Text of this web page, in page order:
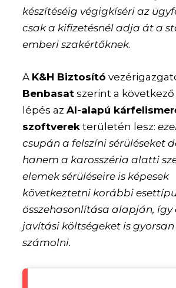
készítéséig végigkíséri az
csak a kifizetésnél adja át a
emberi szakértőknek.
A K&H Biztosító
Benbasat szerint a
lépés azAI-alapú
szoftverek területén lesz:
csupán a felszíni sérüléseket
hanem a karosszéria alatti
elemek sérüléseire is képesek
következtetni korábbi
összehasonlítása alapján, így
javítási költségeket is
számolni.